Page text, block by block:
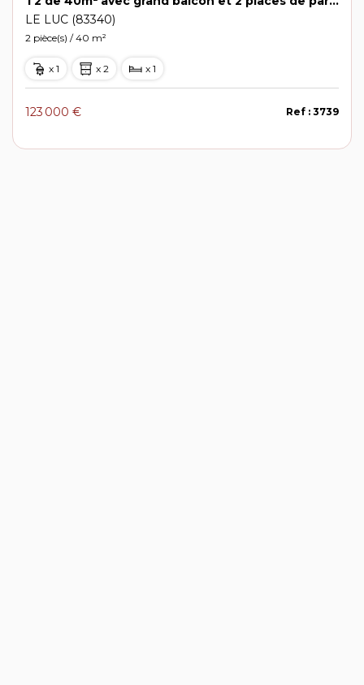
LE LUC (83340)
2 pièce(s) / 40 m²
x 1 x 2 x 1
123 000 € Ref : 3739